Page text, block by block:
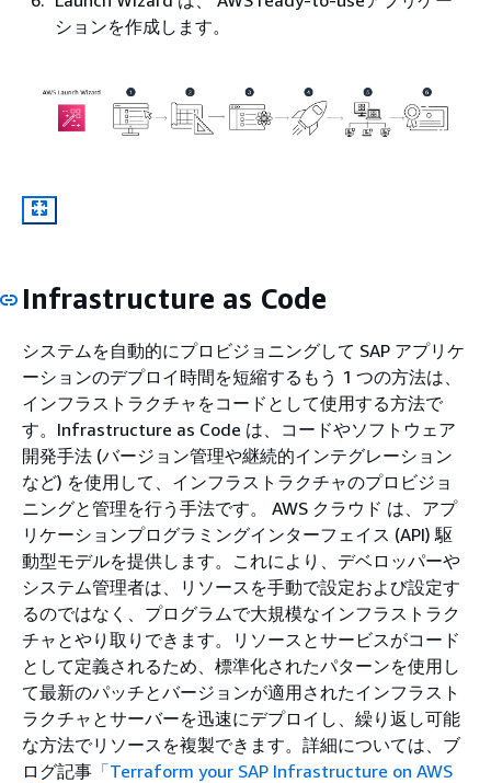
ションを作成します。
Infrastructure as Code
システムを自動的にプロビジョニングして SAP アプリケ
ーションのデプロイ時間を短縮するもう 1 つの方法は、
インフラストラクチャをコードとして使用する方法で
す。Infrastructure as Code は、コードやソフトウェア
開発手法 (バージョン管理や継続的インテグレーション
など) を使用して、インフラストラクチャのプロビジョ
ニングと管理を行う手法です。 AWS クラウド は、アプ
リケーションプログラミングインターフェイス (API) 駆
動型モデルを提供します。これにより、デベロッパーや
システム管理者は、リソースを手動で設定および設定す
るのではなく、プログラムで大規模なインフラストラク
チャとやり取りできます。リソースとサービスがコード
として定義されるため、標準化されたパターンを使用し
て最新のパッチとバージョンが適用されたインフラスト
ラクチャとサーバーを迅速にデプロイし、繰り返し可能
な方法でリソースを複製できます。詳細については、ブ
ログ記事 「Terraform your SAP Infrastructure on AWS